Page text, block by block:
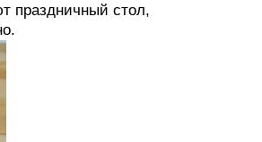
праздничный стол,